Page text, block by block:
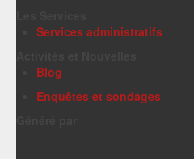
Services administratifs
Blog
Enquêtes et sondages